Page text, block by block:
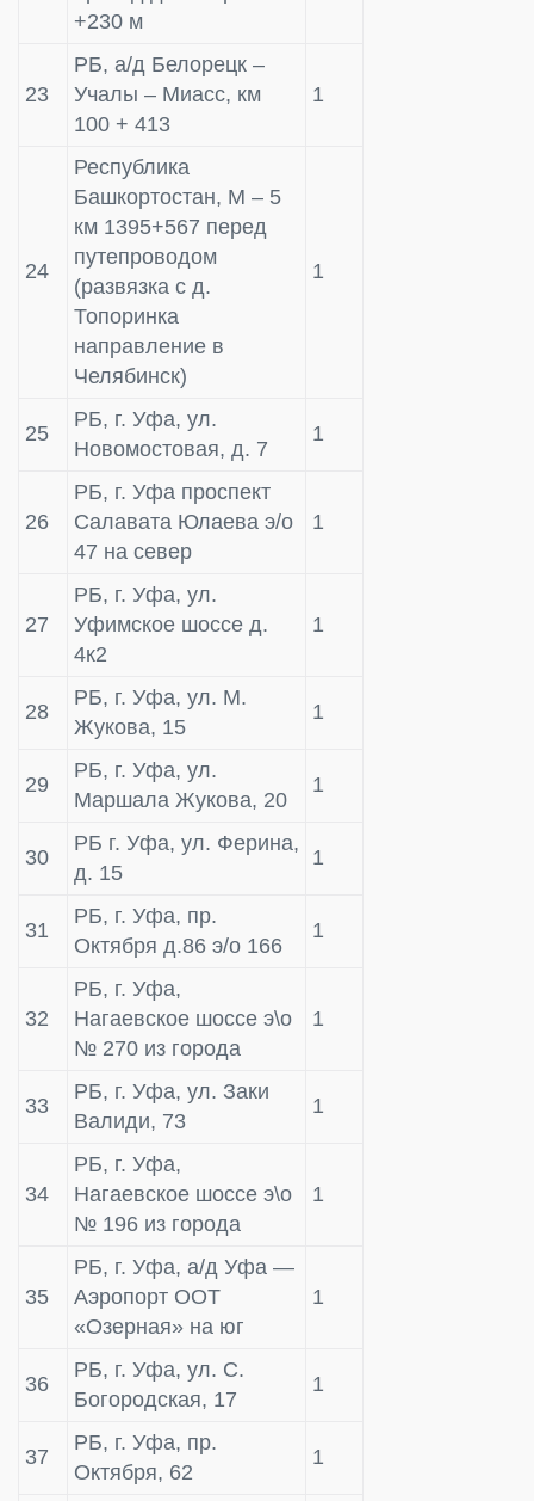
+230 м
23
РБ, а/д Белорецк –
Учалы – Миасс, км
100 + 413
1
24
Республика
Башкортостан, М – 5
км 1395+567 перед
путепроводом
(развязка с д.
Топоринка
направление в
Челябинск)
1
25
РБ, г. Уфа, ул.
Новомостовая, д. 7
1
26
РБ, г. Уфа проспект
Салавата Юлаева э/о
47 на север
1
27
РБ, г. Уфа, ул.
Уфимское шоссе д.
4к2
1
28
РБ, г. Уфа, ул. М.
Жукова, 15
1
29
РБ, г. Уфа, ул.
Маршала Жукова, 20
1
30
РБ г. Уфа, ул. Ферина,
д. 15
1
31
РБ, г. Уфа, пр.
Октября д.86 э/о 166
1
32
РБ, г. Уфа,
Нагаевское шоссе э\о
№ 270 из города
1
33
РБ, г. Уфа, ул. Заки
Валиди, 73
1
34
РБ, г. Уфа,
Нагаевское шоссе э\о
№ 196 из города
1
35
РБ, г. Уфа, а/д Уфа —
Аэропорт ООТ
«Озерная» на юг
1
36
РБ, г. Уфа, ул. С.
Богородская, 17
1
37
РБ, г. Уфа, пр.
Октября, 62
1